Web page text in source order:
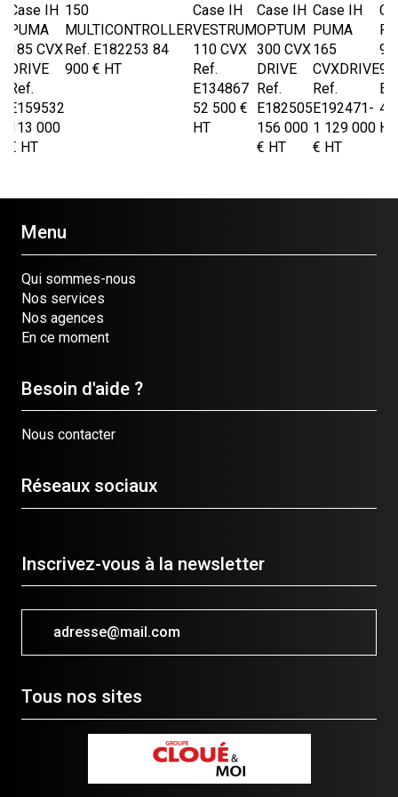
Case IH
PUMA
185 CVX
DRIVE
Ref.
E159532
113 000
€ HT
150
MULTICONTROLLER
Ref. E182253 84
900 € HT
Case IH
VESTRUM
110 CVX
Ref.
E134867
52 500 €
HT
Case IH
OPTUM
300 CVX
DRIVE
Ref.
E182505
156 000
€ HT
Case IH
PUMA
165
CVXDRIVE
Ref.
E192471-
1 129 000
€ HT
99
HT
Menu
Qui sommes-nous
Nos services
Nos agences
En ce moment
Besoin d'aide ?
Nous contacter
Réseaux sociaux
Inscrivez-vous à la newsletter
adresse@mail.com
Tous nos sites